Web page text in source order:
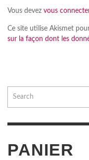
Vous devez vous
Ce site utilise Akismet
sur la façon dont les
PANIER